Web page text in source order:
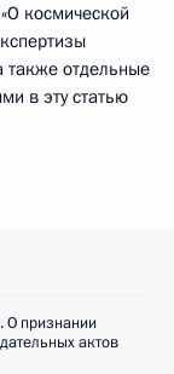
космической
также отдельные
в эту статью
признании
актов